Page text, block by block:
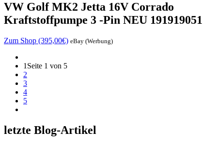
VW Golf MK2 Jetta 16V Corrado
Kraftstoffpumpe 3 -Pin NEU 191919051
Zum Shop (395,00€) eBay (Werbung)
1 Seite 1 von 5
2
3
4
5
letzte Blog-Artikel